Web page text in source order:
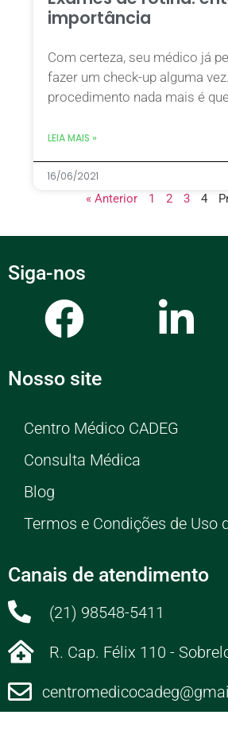
importância
Com certeza, seu médico já
fazer um check-up alguma
procedimento nada mais é
LEIA MAIS »
16/06/2021
« Anterior 1 2 3 4
Siga-nos
Nosso site
Centro Médico CADEG
Consulta Médica
Blog
Termos e Condições de Uso
Canais de atendimento
(21) 98548-5411
R. Cap. Félix 110 -